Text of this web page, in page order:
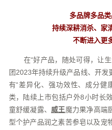
多品牌多品
持续深耕消杀、家
不断进入更
在“好产品，随处可得，让生
团2023年持续升级产品线、开
有“差异化、强功效性、成分健
类，陆续上市包括户外8小时长
童舒缓凝露、 威王魔力果净高端
型个护产品润之素苦参皂以及宠